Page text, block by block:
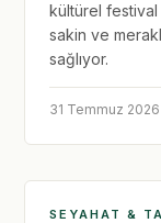
kültürel
sakin ve
sağlıyor.
31 Temmuz 2026
SEYAHAT &